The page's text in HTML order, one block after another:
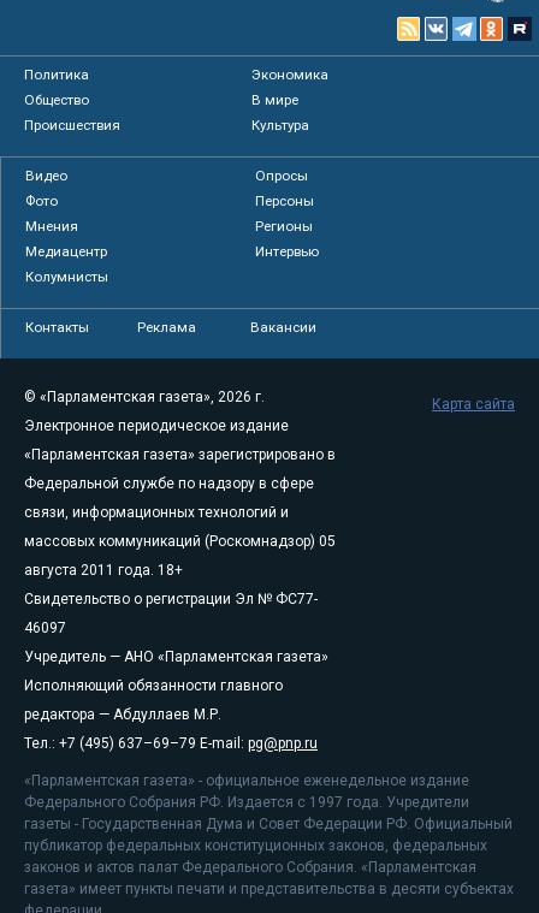
Политика
Экономика
Общество
В мире
Происшествия
Культура
Видео
Опросы
Фото
Персоны
Мнения
Регионы
Медиацентр
Интервью
Колумнисты
Контакты Реклама Вакансии
© «Парламентская газета», 2026 г.
Электронное периодическое издание
«Парламентская газета» зарегистрировано в
Федеральной службе по надзору в сфере
связи, информационных технологий и
массовых коммуникаций (Роскомнадзор) 05
августа 2011 года. 18+
Свидетельство о регистрации Эл № ФС77-
46097
Учредитель — АНО «Парламентская газета»
Исполняющий обязанности главного
редактора — Абдуллаев М.Р.
Тел.: +7 (495) 637–69–79 E-mail: pg@pnp.ru
«Парламентская газета» - официальное еженедельное издание
Федерального Собрания РФ. Издается с 1997 года. Учредители
газеты - Государственная Дума и Совет Федерации РФ. Официальный
публикатор федеральных конституционных законов, федеральных
законов и актов палат Федерального Собрания. «Парламентская
газета» имеет пункты печати и представительства в десяти субъектах
Карта сайта